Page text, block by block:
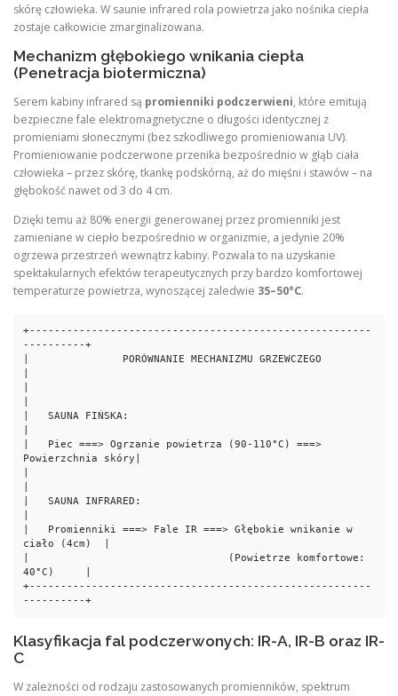
skórę człowieka. W saunie infrared rola powietrza jako nośnika ciepła
zostaje całkowicie zmarginalizowana.
Mechanizm głębokiego wnikania ciepła
(Penetracja biotermiczna)
Serem kabiny infrared są promienniki podczerwieni, które emitują
bezpieczne fale elektromagnetyczne o długości identycznej z
promieniami słonecznymi (bez szkodliwego promieniowania UV).
Promieniowanie podczerwone przenika bezpośrednio w głąb ciała
człowieka – przez skórę, tkankę podskórną, aż do mięśni i stawów – na
głębokość nawet od 3 do 4 cm.
Dzięki temu aż 80% energii generowanej przez promienniki jest
zamieniane w ciepło bezpośrednio w organizmie, a jedynie 20%
ogrzewa przestrzeń wewnątrz kabiny. Pozwala to na uzyskanie
spektakularnych efektów terapeutycznych przy bardzo komfortowej
temperaturze powietrza, wynoszącej zaledwie 35–50°C.
+-------------------------------------------------------
----------+
|               PORÓWNANIE MECHANIZMU GRZEWCZEGO
|   SAUNA FIŃSKA:
|   Piec ===> Ogrzanie powietrza (90-110°C) ===>
Powierzchnia skóry|
|   SAUNA INFRARED:
|   Promienniki ===> Fale IR ===> Głębokie wnikanie w
ciało (4cm)  |
|                                (Powietrze komfortowe:
40°C)     |
+-------------------------------------------------------
Klasyfikacja fal podczerwonych: IR-A, IR-B oraz IR-
C
W zależności od rodzaju zastosowanych promienników, spektrum